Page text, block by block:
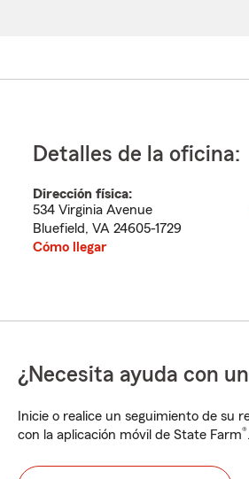
Detalles de la oficina:
Dirección física:
534 Virginia Avenue
Bluefield, VA 24605-1729
Cómo llegar
¿Necesita ayuda con
Inicie o realice un seguimiento de su
con la aplicación móvil de State Farm®.